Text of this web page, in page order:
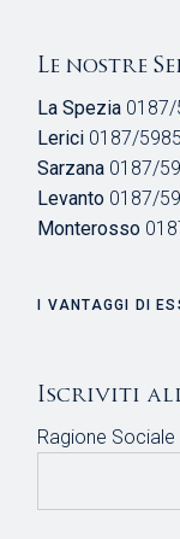
Le nostre
La Spezia
Lerici 0187/
Sarzana 0187/
Levanto 0187/
Monterosso
I VANTAGGI DI
Iscriviti
Ragione Sociale